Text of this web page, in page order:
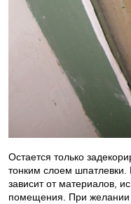
Остается только
тонким слоем шпатлевки.
зависит от материалов,
помещения. При желании